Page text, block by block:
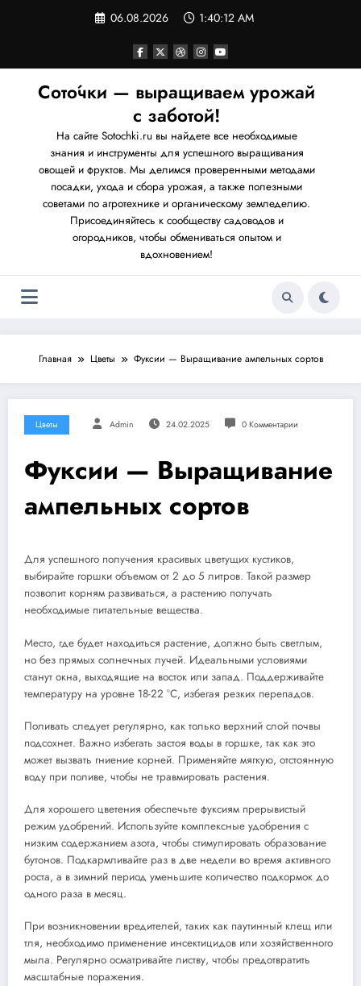
06.08.2026 1:40:13 AM
Сото́чки — выращиваем урожай
с заботой!
На сайте Sotochki.ru вы найдете все необходимые
знания и инструменты для успешного выращивания
овощей и фруктов. Мы делимся проверенными методами
посадки, ухода и сбора урожая, а также полезными
советами по агротехнике и органическому земледелию.
Присоединяйтесь к сообществу садоводов и
огородников, чтобы обмениваться опытом и
вдохновением!
Главная Цветы Фуксии — Выращивание ампельных сортов
Цветы Admin 24.02.2025 0 Комментарии
Фуксии — Выращивание
ампельных сортов
Для успешного получения красивых цветущих кустиков,
выбирайте горшки объемом от 2 до 5 литров. Такой размер
позволит корням развиваться, а растению получать
необходимые питательные вещества.
Место, где будет находиться растение, должно быть светлым,
но без прямых солнечных лучей. Идеальными условиями
станут окна, выходящие на восток или запад. Поддерживайте
температуру на уровне 18-22 °C, избегая резких перепадов.
Поливать следует регулярно, как только верхний слой почвы
подсохнет. Важно избегать застоя воды в горшке, так как это
может вызвать гниение корней. Применяйте мягкую, отстоянную
воду при поливе, чтобы не травмировать растения.
Для хорошего цветения обеспечьте фуксиям прерывистый
режим удобрений. Используйте комплексные удобрения с
низким содержанием азота, чтобы стимулировать образование
бутонов. Подкармливайте раз в две недели во время активного
роста, а в зимний период уменьшите количество подкормок до
одного раза в месяц.
При возникновении вредителей, таких как паутинный клещ или
тля, необходимо применение инсектицидов или хозяйственного
мыла. Регулярно осматривайте листву, чтобы предотвратить
масштабные поражения.